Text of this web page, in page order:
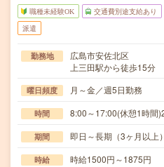
職種未経験OK 交通費別途支給あり
派遣
勤務地
広島市安佐北区
上三田駅から徒歩15分
曜日頻度 月～金／週5日勤務
時間 8:00～17:00(休憩1時間
期間 即日～長期（3ヶ月以
時給 時給1500円～1875円